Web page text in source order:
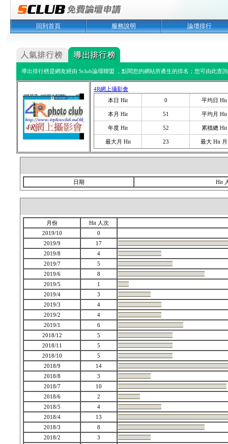
回到首頁 服務說明 論壇排行
導出排行榜是網友經由 Sclub論壇聯盟 ，點閱您的網站所產生的排名；您可由此查
4R網上攝影會
本日 Hit
0 平均日 Hit
本月 Hit 51 平均月 Hit
年度 Hit 52 累積總 Hit
最大月 Hit 23 最大 Hit 月
日期 Hit
月份
Hit 人次
2019/10
0
2019/9
17
2019/8
4
2019/7
5
2019/6
8
2019/5
1
2019/4
3
2019/3
4
2019/2
4
2019/1
6
2018/12
5
2018/11
5
2018/10
5
2018/9
14
2018/8
3
2018/7
10
2018/6
2
2018/5
4
2018/4
13
2018/3
8
2018/2
3